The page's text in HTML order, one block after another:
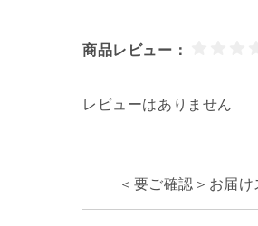
商品レビュー：
レビューはありません
＜要ご確認＞お届